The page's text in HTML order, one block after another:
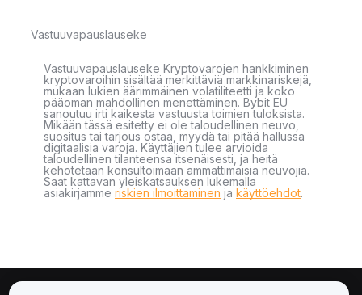
Vastuuvapauslauseke
Vastuuvapauslauseke Kryptovarojen hankkiminen
kryptovaroihin sisältää merkittäviä markkinariskejä,
mukaan lukien äärimmäinen volatiliteetti ja koko
pääoman mahdollinen menettäminen. Bybit EU
sanoutuu irti kaikesta vastuusta toimien tuloksista.
Mikään tässä esitetty ei ole taloudellinen neuvo,
suositus tai tarjous ostaa, myydä tai pitää hallussa
digitaalisia varoja. Käyttäjien tulee arvioida
taloudellinen tilanteensa itsenäisesti, ja heitä
kehotetaan konsultoimaan ammattimaisia neuvojia.
Saat kattavan yleiskatsauksen lukemalla
asiakirjamme riskien ilmoittaminen ja käyttöehdot.